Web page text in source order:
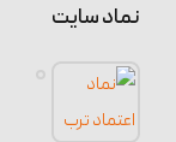
نماد سایت